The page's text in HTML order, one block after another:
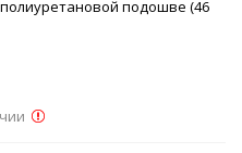
подошве (46